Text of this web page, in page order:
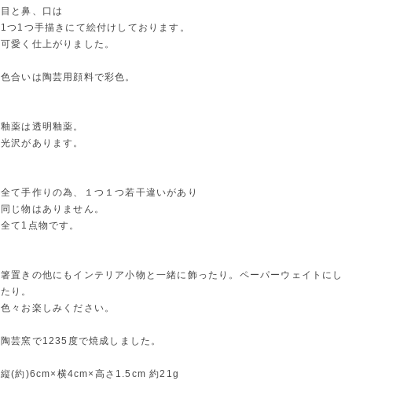
目と鼻、口は
1つ1つ手描きにて絵付けしております。
可愛く仕上がりました。
色合いは陶芸用顔料で彩色。
釉薬は透明釉薬。
光沢があります。
全て手作りの為、１つ１つ若干違いがあり
同じ物はありません。
全て1点物です。
箸置きの他にもインテリア小物と一緒に飾ったり。ペーパーウェイトにし
たり。
色々お楽しみください。
陶芸窯で1235度で焼成しました。
縦(約)6cm×横4cm×高さ1.5cm 約21g